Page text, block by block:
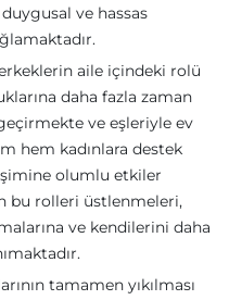
ve hassas
aile içindeki rolü
daha fazla zaman
ve eşleriyle ev
hem kadınlara destek
olumlu etkiler
bu rolleri üstlenmeleri,
ve kendilerini daha
tamamen yıkılması